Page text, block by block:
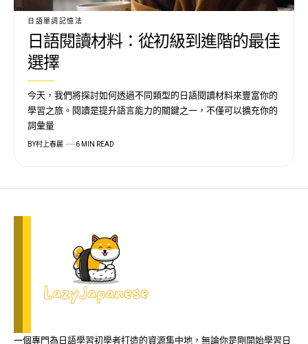
日語單詞記憶法
日語閱讀材料：從初級到進階的最佳
選擇
今天，我們將探討如何透過不同類型的日語閱讀材料來豐富你的
學習之旅。閱讀是提升語言能力的關鍵之一，不僅可以擴充你的
詞彙量
BY村上春麗 6 MIN READ
一個專門為日語學習初學者打造的資源集中地，無論你是剛開始學習日